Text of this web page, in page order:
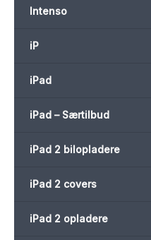
Intenso
iP
iPad
iPad – Særtilbud
iPad 2 bilopladere
iPad 2 covers
iPad 2 opladere